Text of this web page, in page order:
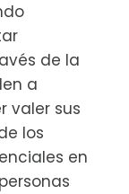
de la
a
valer sus
los
en